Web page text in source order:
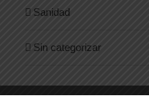
Sanidad
Sin categorizar